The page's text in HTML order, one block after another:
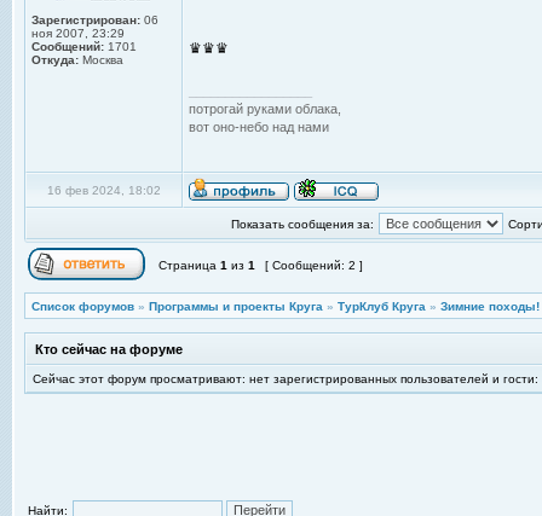
Зарегистрирован: 06
ноя 2007, 23:29
Сообщений: 1701
Откуда: Москва
♛♛♛
потрогай руками облака,
вот оно-небо над нами
16 фев 2024, 18:02
Показать сообщения за:
Страница 1 из 1 [ Сообщений: 2 ]
Список форумов » Программы и проекты Круга » ТурКлуб Круга » Зимние походы!
Кто сейчас на форуме
Сейчас этот форум просматривают: нет зарегистрированных пользователей и гости:
Найти: